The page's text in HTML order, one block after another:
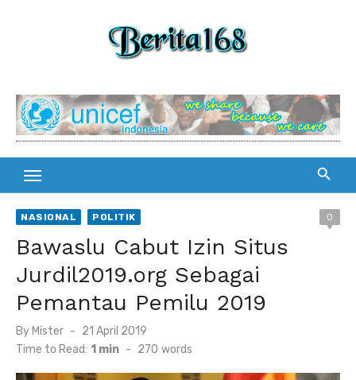
NASIONAL POLITIK 0
Bawaslu Cabut Izin Situs
Jurdil2019.org Sebagai
Pemantau Pemilu 2019
By Mister
Posted
on
21 April 2019
Time to Read: 1 min - 270 words